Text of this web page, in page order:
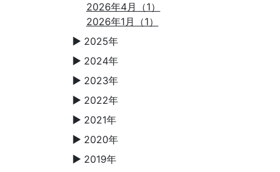
2026年4月（1）
2026年1月（1）
▼ 2025年
▼ 2024年
▼ 2023年
▼ 2022年
▼ 2021年
▼ 2020年
▼ 2019年